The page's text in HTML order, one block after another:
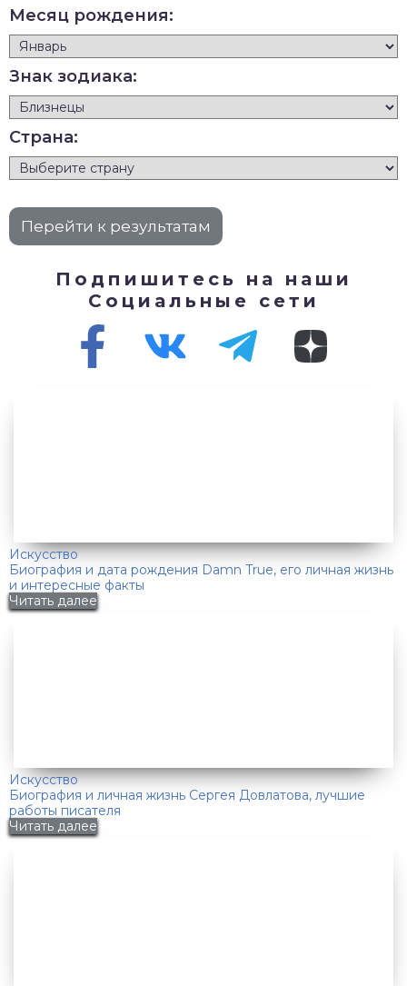
Месяц рождения:
Знак зодиака:
Страна:
Подпишитесь на наши
Социальные сети
Искусство
Биография и дата рождения Damn True, его личная жизнь
и интересные факты
Читать далее
Искусство
Биография и личная жизнь Сергея Довлатова, лучшие
работы писателя
Читать далее